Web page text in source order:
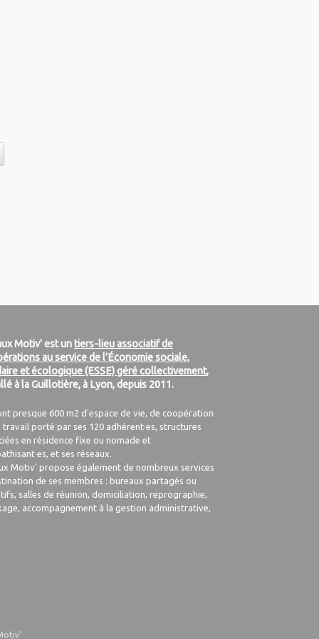
Motiv' est untiers-lieu associatif de
au service de l’Économie sociale,
et écologique (ESSE) géré collectivement,
à la Guillotière, à Lyon, depuis 2011.
presque 600 m2 d'espace de vie, de coopération
travail porté par ses 120 adhérent·es, structures
en résidence fixe ou nomade et
et ses réseaux.
Motiv' propose également de nombreux services
de ses membres : bureaux partagés ou
salles de réunion, domiciliation, reprographie,
accompagnement à la gestion administrative,